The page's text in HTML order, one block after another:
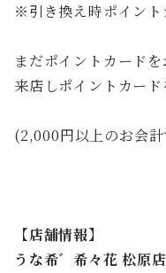
※引き換え時ポイント
まだポイントカードを
来店しポイントカー
(2,000円以上のお会
【店舗情報】
うな希゛希々花 松原店